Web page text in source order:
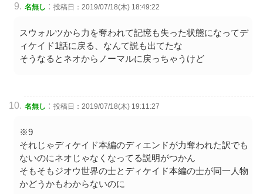
名無し : 投稿日：2019/07/18(木) 18:49:22
スウォルツから力を奪われて記憶も失った状態になってデ
ィケイド1話に戻る、なんて説も出てたな
そうなるとネオからノーマルに戻っちゃうけど
名無し : 投稿日：2019/07/18(木) 19:11:27
※9
それじゃディケイド本編のディエンドが力奪われた訳でも
ないのにネオじゃなくなってる説明がつかん
そもそもジオウ世界の士とディケイド本編の士が同一人物
かどうかもわからないのに